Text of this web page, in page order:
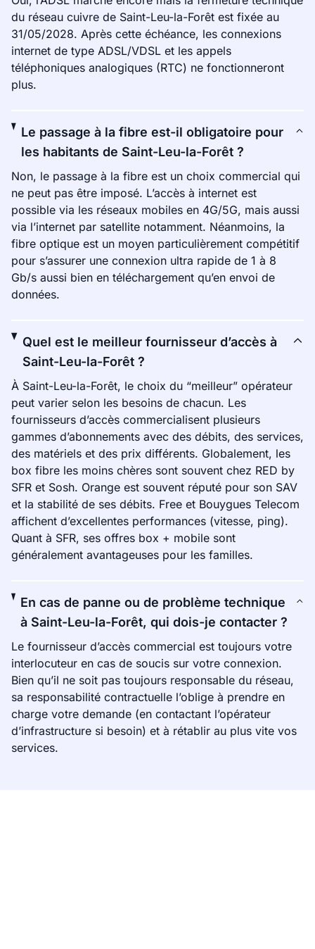
du réseau cuivre de Saint-Leu-la-Forêt est fixée au
31/05/2028. Après cette échéance, les connexions
internet de type ADSL/VDSL et les appels
téléphoniques analogiques (RTC) ne fonctionneront
plus.
Le passage à la fibre est-il obligatoire pour
les habitants de Saint-Leu-la-Forêt ?
Non, le passage à la fibre est un choix commercial qui
ne peut pas être imposé. L’accès à internet est
possible via les réseaux mobiles en 4G/5G, mais aussi
via l’internet par satellite notamment. Néanmoins, la
fibre optique est un moyen particulièrement compétitif
pour s’assurer une connexion ultra rapide de 1 à 8
Gb/s aussi bien en téléchargement qu’en envoi de
données.
Quel est le meilleur fournisseur d’accès à
Saint-Leu-la-Forêt ?
À Saint-Leu-la-Forêt, le choix du “meilleur” opérateur
peut varier selon les besoins de chacun. Les
fournisseurs d’accès commercialisent plusieurs
gammes d’abonnements avec des débits, des services,
des matériels et des prix différents. Globalement, les
box fibre les moins chères sont souvent chez RED by
SFR et Sosh. Orange est souvent réputé pour son SAV
et la stabilité de ses débits. Free et Bouygues Telecom
affichent d’excellentes performances (vitesse, ping).
Quant à SFR, ses offres box + mobile sont
généralement avantageuses pour les familles.
En cas de panne ou de problème technique
à Saint-Leu-la-Forêt, qui dois-je contacter ?
Le fournisseur d’accès commercial est toujours votre
interlocuteur en cas de soucis sur votre connexion.
Bien qu’il ne soit pas toujours responsable du réseau,
sa responsabilité contractuelle l’oblige à prendre en
charge votre demande (en contactant l’opérateur
d’infrastructure si besoin) et à rétablir au plus vite vos
services.